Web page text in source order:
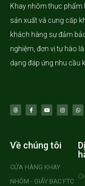
Khay nhômthực phẩm
sản xuất và cung cấp
khách hàng sự đảm
nghiệm, đơn vị tự hào
dạng đáp ứng nhu cầu
Về chúng tôi
CỬA HÀNG KHAY
NHÔM - GIẤY BẠC FTC